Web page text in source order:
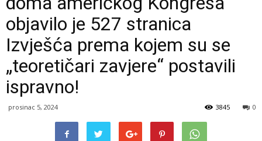
objavilo je 527 stranica
Izvješća prema kojem su se
„teoretičari zavjere“ postavili
ispravno!
prosinac 5, 2024 0
3845